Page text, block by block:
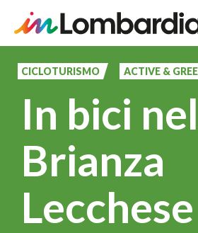
principale
CICLOTURISMO ACTIVE &
In bici
Brianza
Lecchese